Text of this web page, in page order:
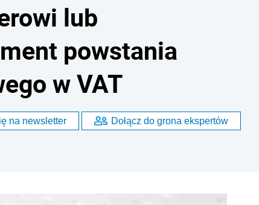
lub
powstania
w VAT
na newsletter Dołącz do grona ekspertów